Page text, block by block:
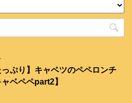
っぷり】キャベツのペペロンチ
ベペペpart2】